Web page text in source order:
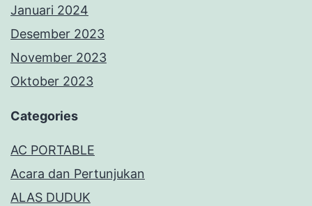
Januari 2024
Desember 2023
November 2023
Oktober 2023
Categories
AC PORTABLE
Acara dan Pertunjukan
ALAS DUDUK